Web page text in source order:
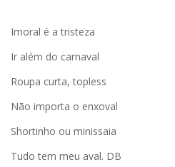
Imoral é a tristeza
Ir além do carnaval
Roupa curta, topless
Não importa o enxoval
Shortinho ou minissaia
Tudo tem meu aval. DB